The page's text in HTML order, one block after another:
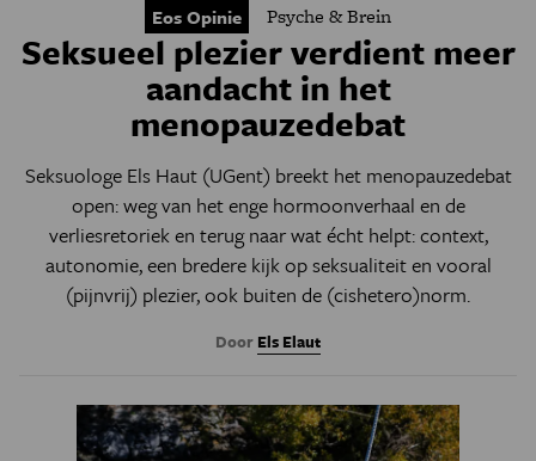
Eos Opinie Psyche & Brein
Seksueel plezier verdient meer
aandacht in het
menopauzedebat
Seksuologe Els Haut (UGent) breekt het menopauzedebat
open: weg van het enge hormoonverhaal en de
verliesretoriek en terug naar wat écht helpt: context,
autonomie, een bredere kijk op seksualiteit en vooral
(pijnvrij) plezier, ook buiten de (cishetero)norm.
Door Els Elaut